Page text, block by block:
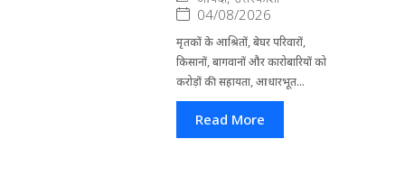
04/08/2026
मृतकों के आश्रितों, बेघर परिवारों,
किसानों, बागवानों और कारोबारियों को
करोड़ों की सहायता, आधारभूत...
Read More